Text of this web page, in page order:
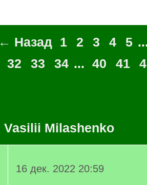
← Назад 1 2 3 4 5
32 33 34 ... 40 41
Vasilii Milashenko
16 дек. 2022 20:59